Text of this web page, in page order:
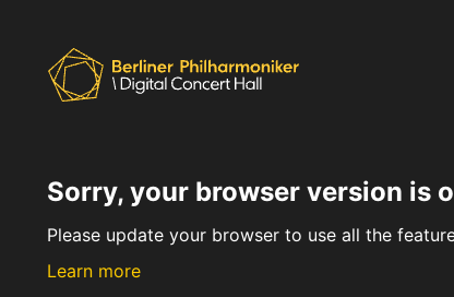
Sorry, your browser version is
Please update your browser to use all the
Learn more